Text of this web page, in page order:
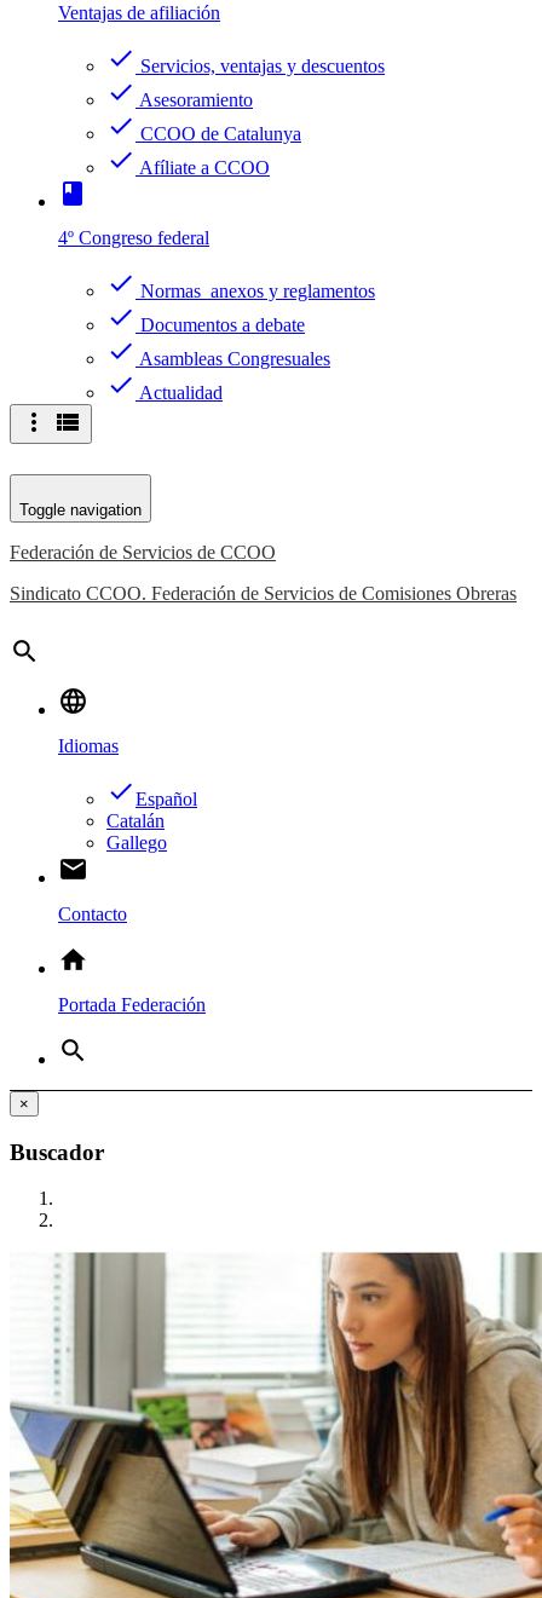
Ventajas de afiliación
check Servicios, ventajas y descuentos
check Asesoramiento
check CCOO de Catalunya
check Afíliate a CCOO
book
4º Congreso federal
check Normas anexos y reglamentos
check Documentos a debate
check Asambleas Congresuales
check Actualidad
more_vert view_list
Toggle navigation
Federación de Servicios de CCOO
Sindicato CCOO. Federación de Servicios de Comisiones Obreras
search
language
Idiomas
doneEspañol
Catalán
Gallego
email
Contacto
home
Portada Federación
search
×
Buscador